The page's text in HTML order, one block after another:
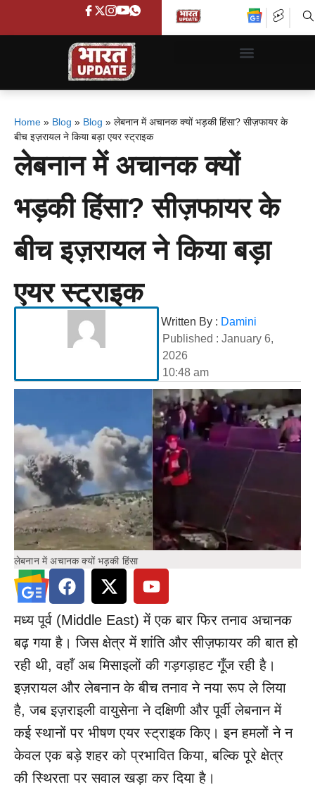
Home » Blog » Blog » लेबनान में अचानक क्यों भड़की हिंसा? सीज़फायर के
बीच इज़रायल ने किया बड़ा एयर स्ट्राइक
लेबनान में अचानक क्यों
भड़की हिंसा? सीज़फायर के
बीच इज़रायल ने किया बड़ा
एयर स्ट्राइक
Written By : Damini
Published : January 6,
2026
10:48 am
लेबनान में अचानक क्यों भड़की हिंसा
मध्य पूर्व (Middle East) में एक बार फिर तनाव अचानक
बढ़ गया है। जिस क्षेत्र में शांति और सीज़फायर की बात हो
रही थी, वहाँ अब मिसाइलों की गड़गड़ाहट गूँज रही है।
इज़रायल और लेबनान के बीच तनाव ने नया रूप ले लिया
है, जब इज़राइली वायुसेना ने दक्षिणी और पूर्वी लेबनान में
कई स्थानों पर भीषण एयर स्ट्राइक किए। इन हमलों ने न
केवल एक बड़े शहर को प्रभावित किया, बल्कि पूरे क्षेत्र
की स्थिरता पर सवाल खड़ा कर दिया है।